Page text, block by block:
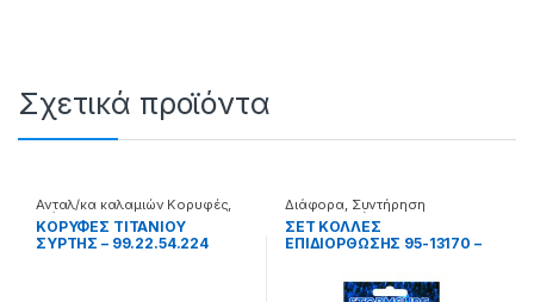
Σχετικά προϊόντα
Ανταλ/κα καλαμιών Κορυφές,
Διάφορα
ΚΟΡΥΦΕΣ ΤΙΤΑΝΙΟΥ
ΣΥΡΤΗΣ – 99.22.54.224
Διάφορα, Συντήρηση
Μηχανισμού
ΣΕΤ ΚΟΛΛΕΣ
ΕΠΙΔΙΟΡΘΩΣΗΣ 95-13170 –